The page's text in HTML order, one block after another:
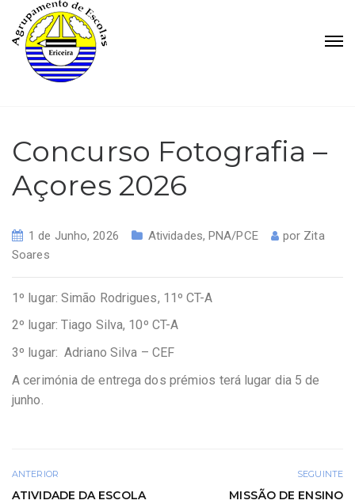
Concurso Fotografia –
Açores 2026
1 de Junho, 2026 Atividades,PNA/PCE por Zita
Soares
1º lugar: Simão Rodrigues, 11º CT-A
2º lugar: Tiago Silva, 10º CT-A
3º lugar: Adriano Silva – CEF
A cerimónia de entrega dos prémios terá lugar dia 5 de
junho.
ANTERIOR
ATIVIDADE DA ESCOLA
SEGUINTE
MISSÃO DE ENSINO